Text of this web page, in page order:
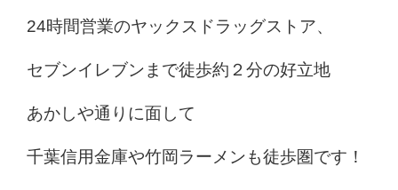
24時間営業のヤックスドラッグストア、
セブンイレブンまで徒歩約２分の好立地
あかしや通りに面して
千葉信用金庫や竹岡ラーメンも徒歩圏です！